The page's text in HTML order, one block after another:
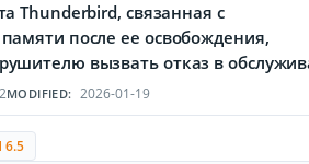
Thunderbird, связанная с
после ее освобождения,
вызвать отказ в
MODIFIED: 2026-01-19
6.5